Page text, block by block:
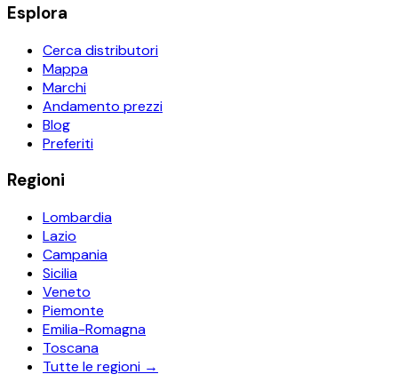
Esplora
Cerca distributori
Mappa
Marchi
Andamento prezzi
Blog
Preferiti
Regioni
Lombardia
Lazio
Campania
Sicilia
Veneto
Piemonte
Emilia-Romagna
Toscana
Tutte le regioni →